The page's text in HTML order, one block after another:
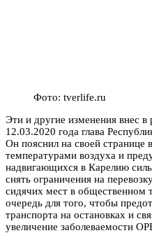
Фото: tverlife.ru
Эти и другие изменения внес
12.03.2020 года глава
Он пояснил на своей странице
температурами воздуха и
надвигающихся в Карелию
снять ограничения на
сидячих мест в общественном
очередь для того, чтобы
транспорта на остановках и
увеличение заболеваемости